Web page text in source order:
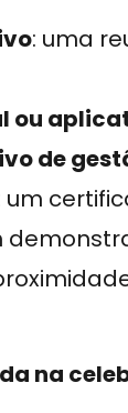
: uma
ou
de
um
na